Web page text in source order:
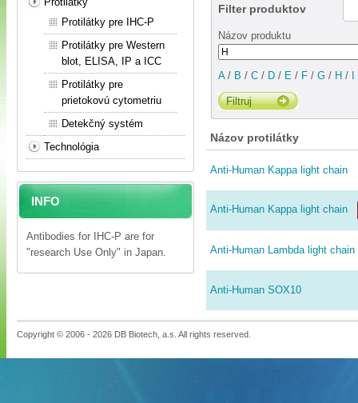
Protilátky pre IHC-P
Protilátky pre Western
blot, ELISA, IP a ICC
Protilátky pre
prietokovú cytometriu
Detekčný systém
Technológia
INFO
Antibodies for IHC-P are for
"research Use Only" in Japan.
Filter produktov
Názov produktu
A/ B / C / D / E / F / G / H /
Názov protilátky
Anti-Human Kappa light chain
Anti-Human Kappa light chain
Anti-Human Lambda light chain
Anti-Human SOX10
Copyright © 2006 - 2026 DB Biotech, a.s. All rights reserved.